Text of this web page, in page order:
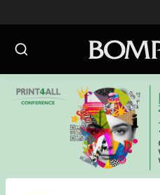
al
contenuto